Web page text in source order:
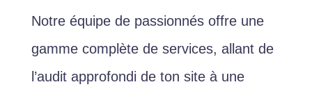
Notre équipe de passionnés offre une
gamme complète de services, allant de
l’audit approfondi de ton site à une